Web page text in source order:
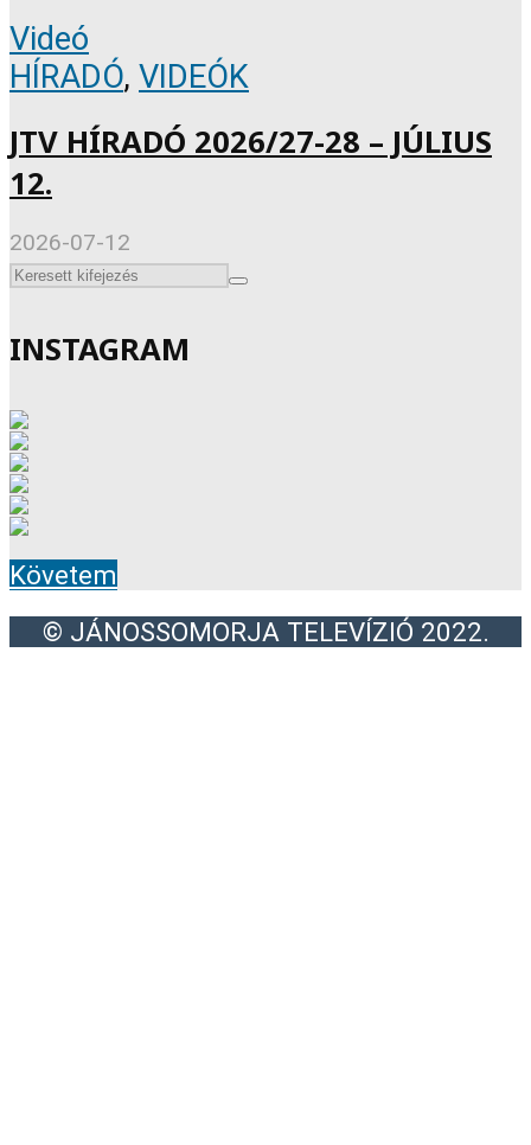
Videó
HÍRADÓ, VIDEÓK
JTV HÍRADÓ 2026/27-28 – JÚLIUS
12.
2026-07-12
INSTAGRAM
Követem
© JÁNOSSOMORJA TELEVÍZIÓ 2022.